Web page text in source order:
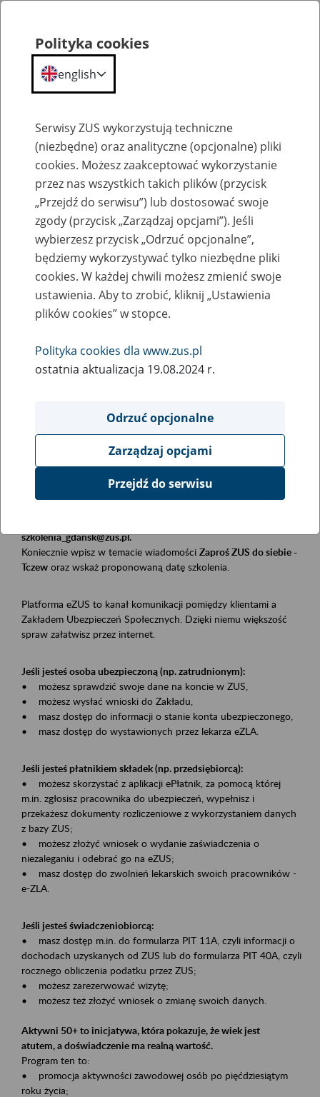
Szkolenia
Zaproś ZUS do siebie: eZUS, wizyty
rezerwowane, e-wizyty, Aktywni 50+
Rodzaj wydarzenia
Szkolenia
Płatnicy, ubezpieczeni, świadczeniobiorcy
Event description
Szkolenie stacjonarne w siedzibie firmy, instytucji, urzędu.
szkolenia_gdansk@zus.pl.
Koniecznie wpisz w temacie wiadomości Zaproś ZUS do siebie -
Tczew oraz wskaż proponowaną datę szkolenia.
Platforma eZUS to kanał komunikacji pomiędzy klientami a
Zakładem Ubezpieczeń Społecznych. Dzięki niemu większość
spraw załatwisz przez internet.
Jeśli jesteś osoba ubezpieczoną (np. zatrudnionym):
• możesz sprawdzić swoje dane na koncie w ZUS,
• możesz wysłać wnioski do Zakładu,
• masz dostęp do informacji o stanie konta ubezpieczonego,
• masz dostęp do wystawionych przez lekarza eZLA.
Jeśli jesteś płatnikiem składek (np. przedsiębiorcą):
• możesz skorzystać z aplikacji ePłatnik, za pomocą której
m.in. zgłosisz pracownika do ubezpieczeń, wypełnisz i
przekażesz dokumenty rozliczeniowe z wykorzystaniem danych
z bazy ZUS;
• możesz złożyć wniosek o wydanie zaświadczenia o
niezaleganiu i odebrać go na eZUS;
• masz dostęp do zwolnień lekarskich swoich pracowników -
e-ZLA.
Jeśli jesteś świadczeniobiorcą:
• masz dostęp m.in. do formularza PIT 11A, czyli informacji o
dochodach uzyskanych od ZUS lub do formularza PIT 40A, czyli
rocznego obliczenia podatku przez ZUS;
• możesz zarezerwować wizytę;
• możesz też złożyć wniosek o zmianę swoich danych.
Aktywni 50+ to inicjatywa, która pokazuje, że wiek jest
atutem, a doświadczenie ma realną wartość.
Program ten to:
• promocja aktywności zawodowej osób po pięćdziesiątym
roku życia;
Polityka cookies
english
Serwisy ZUS wykorzystują techniczne
(niezbędne) oraz analityczne (opcjonalne) pliki
cookies. Możesz zaakceptować wykorzystanie
przez nas wszystkich takich plików (przycisk
„Przejdź do serwisu”) lub dostosować swoje
zgody (przycisk „Zarządzaj opcjami”). Jeśli
wybierzesz przycisk „Odrzuć opcjonalne”,
będziemy wykorzystywać tylko niezbędne pliki
cookies. W każdej chwili możesz zmienić swoje
ustawienia. Aby to zrobić, kliknij „Ustawienia
plików cookies” w stopce.
Polityka cookies dla www.zus.pl
ostatnia aktualizacja 19.08.2024 r.
Odrzuć opcjonalne
Zarządzaj opcjami
Przejdź do serwisu